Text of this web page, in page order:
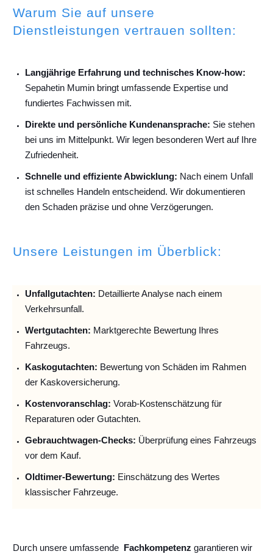
Warum Sie auf unsere
Dienstleistungen vertrauen sollten:
Langjährige Erfahrung und technisches Know-how:
Sepahetin Mumin bringt umfassende Expertise und
fundiertes Fachwissen mit.
Direkte und persönliche Kundenansprache: Sie stehen
bei uns im Mittelpunkt. Wir legen besonderen Wert auf Ihre
Zufriedenheit.
Schnelle und effiziente Abwicklung: Nach einem Unfall
ist schnelles Handeln entscheidend. Wir dokumentieren
den Schaden präzise und ohne Verzögerungen.
Unsere Leistungen im Überblick:
Unfallgutachten: Detaillierte Analyse nach einem
Verkehrsunfall.
Wertgutachten: Marktgerechte Bewertung Ihres
Fahrzeugs.
Kaskogutachten: Bewertung von Schäden im Rahmen
der Kaskoversicherung.
Kostenvoranschlag: Vorab-Kostenschätzung für
Reparaturen oder Gutachten.
Gebrauchtwagen-Checks: Überprüfung eines Fahrzeugs
vor dem Kauf.
Oldtimer-Bewertung: Einschätzung des Wertes
klassischer Fahrzeuge.
Durch unsere umfassende Fachkompetenz garantieren wir